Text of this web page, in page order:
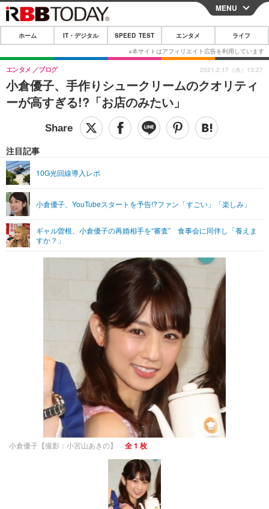
CLOSE
ホーム
IT・デジタル
IT・デジタルTOP スマートフォン
ネタ
ショッピング その他
SPEED TEST
エンタメTOP 映画・ドラマ
グラビア ブログ
ショッピング その他
ライフTOP
リリース一覧
プッシュ通知の停止方法
MENU
ホーム IT・デジタル SPEED TEST エンタメ ライフ
小倉優子、手作りシュークリームのクオリティ
ーが高すぎる!?「お店のみたい」
エンタメ ブログ
注目記事
10G光回線導入レポ
小倉優子、YouTubeスタートを予告!?ファン「すごい」「楽しみ」
ギャル曽根、小倉優子の再婚相手を“審査” 食事会に同伴し「養えま
すか？」
2021.2.17（水）13:27
小倉優子【撮影：小宮山あきの】 全 1 枚